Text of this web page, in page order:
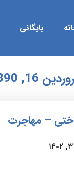
بایگانی
– مهاجرت